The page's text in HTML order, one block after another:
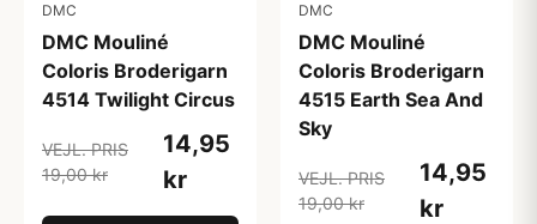
DMC
DMC Mouliné
Coloris Broderigarn
4514 Twilight Circus
VEJL. PRIS
19,00 kr
14,95
kr
DMC
DMC Mouliné
Coloris Broderigarn
4515 Earth Sea And
Sky
VEJL. PRIS
19,00 kr
14,95
kr